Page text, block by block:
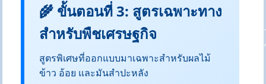
🌾 ขั้นตอนที่ 3: สูตรเฉพาะทาง
สำหรับพืชเศรษฐกิจ
สูตรพิเศษที่ออกแบบมาเฉพาะสำหรับผลไม้
ข้าว อ้อย และมันสำปะหลัง